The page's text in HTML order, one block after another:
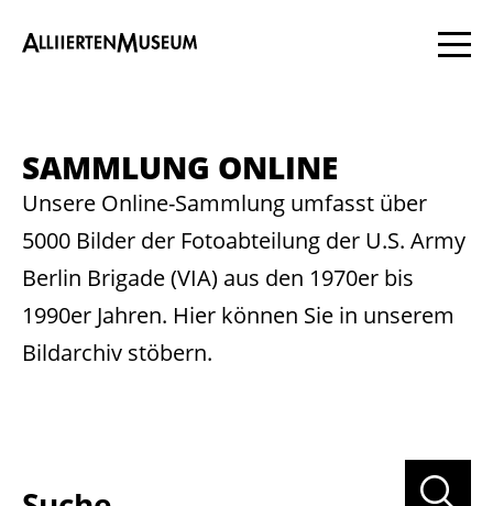
SAMM­LUNG ON­LINE
Unsere Online-Sammlung umfasst über
5000 Bilder der Fotoabteilung der U.S. Army
Berlin Brigade (VIA) aus den 1970er bis
1990er Jahren. Hier können Sie in unserem
Bildarchiv stöbern.